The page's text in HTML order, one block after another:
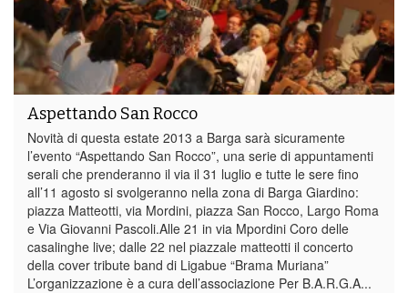
Aspettando San Rocco
Novità di questa estate 2013 a Barga sarà sicuramente
l’evento “Aspettando San Rocco”, una serie di appuntamenti
serali che prenderanno il via il 31 luglio e tutte le sere fino
all’11 agosto si svolgeranno nella zona di Barga Giardino:
piazza Matteotti, via Mordini, piazza San Rocco, Largo Roma
e Via Giovanni Pascoli.Alle 21 in via Mpordini Coro delle
casalinghe live; dalle 22 nel piazzale matteotti il concerto
della cover tribute band di Ligabue “Brama Muriana”
L’organizzazione è a cura dell’associazione Per B.A.R.G.A...